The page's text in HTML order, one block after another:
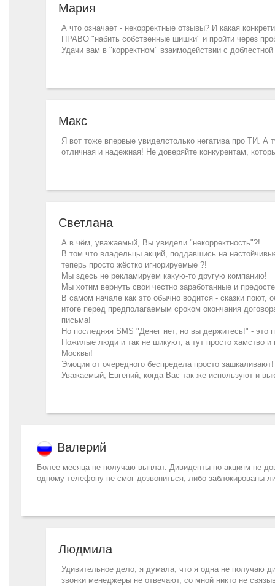
Мария
А что означает - некорректные отзывы? И какая
ПРАВО "набить собственные шишки" и пройти через
Удачи вам в "корректном" взаимодействии с
Макс
Я вот тоже впервые увиделстолько негатива про ТИ. А
отличная и надежная! Не доверяйте конкурентам,
Светлана
А в чём, уважаемый, Вы увидели "некорректность"?!
В том что владельцы акций, поддавшись на
теперь просто жёстко игнорируемые ?!
Мы здесь не рекламируем какую-то другую компанию!
Мы хотим вернуть свои честно заработанные и
В самом начале как это обычно водится - сказки
итоге перед предполагаемым сроком окончания
письма!
Но последняя SMS "Денег нет, но вы держитесь!" - это
Пожилые люди и так не шикуют, а тут просто хамство
Москвы!
Эмоции от очередного беспредела просто
Уважаемый, Евгений, когда Вас так же используют и
Валерий
Более месяца не получаю выплат. Дивиденты по акциям не
одному телефону не смог дозвониться, либо заблокированы
Людмила
Удивительное дело, я думала, что я одна не получаю
звонки менеджеры не отвечают, со мной никто не